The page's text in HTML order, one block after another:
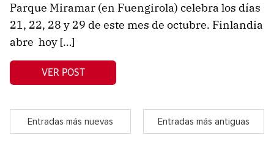
Parque Miramar (en Fuengirola) celebra los días
21, 22, 28 y 29 de este mes de octubre. Finlandia
abre hoy […]
VER POST
Entradas más nuevas Entradas más antiguas